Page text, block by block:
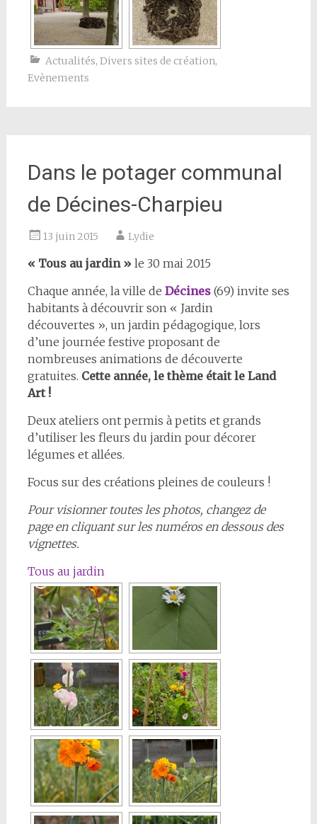
Actualités, Divers sites de création,
Evènements
Dans le potager communal
de Décines-Charpieu
13 juin 2015 Lydie
« Tous au jardin »le 30 mai 2015
Chaque année, la ville de Décines(69) invite ses
habitants à découvrir son « Jardin
découvertes », un jardin pédagogique, lors
d’une journée festive proposant de
nombreuses animations de découverte
gratuites. Cette année, le thème était le Land
Art !
Deux ateliers ont permis à petits et grands
d’utiliser les fleurs du jardin pour décorer
légumes et allées.
Focus sur des créations pleines de couleurs !
Pour visionner toutes les photos, changez de
page en cliquant sur les numéros en dessous des
vignettes.
Tous au jardin